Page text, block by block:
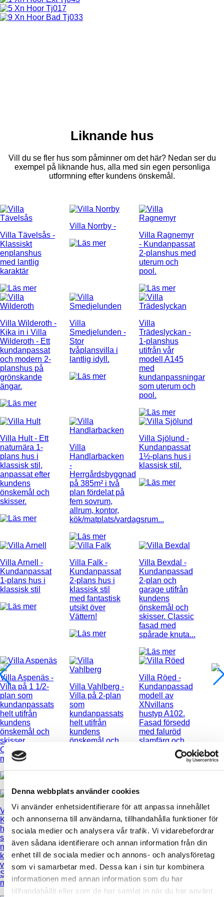
Denna webbplats använder cookies
Vi använder enhetsidentifierare för att anpassa innehållet
och annonserna till användarna, tillhandahålla funktioner för
sociala medier och analysera vår trafik. Vi vidarebefordrar
även sådana identifierare och annan information från din
enhet till de sociala medier och annons- och analysföretag
som vi samarbetar med. Dessa kan i sin tur kombinera
informationen med annan information som du har
tillhandahållit eller som de har samlat in när du har använt
Liknande hus
Vill du se fler hus som påminner om det här? Nedan ser du
exempel på liknande hus, alla med sin egen personliga
utformning efter kundens önskemål.
Villa Tävelsås -
Klassiskt
enplanshus
med lantlig
karaktär
Villa Norrby-
Villa Ragnemyr
- Kundanpassat
2-planshus med
uterum och
pool.
Villa Wilderoth -
Kika in i Villa
Wilderoth - Ett
kundanpassat
och modern 2-
planshus på
grönskande
ängar.
Villa
Smedjelunden -
Stor
tvåplansvilla i
lantlig idyll.
Villa
Trädeslyckan -
1-planshus
utifrån vår
modell A145
med
kundanpassningar
som uterum och
pool.
Villa Hult- Ett
naturnära 1-
plans hus i
klassisk stil,
anpassat efter
kundens
önskemål och
skisser.
Villa
Handlarbacken
-
Herrgårdsbyggnad
på 385m² i två
plan fördelat på
fem sovrum,
allrum, kontor,
kök/matplats/vardagsrum...
Villa Sjölund -
Kundanpassat
1½-plans hus i
klassisk stil.
Villa Arnell
-
Kundanpassat
1-plans hus i
klassisk stil
Villa Falk-
Kundanpassat
2-plans hus i
klassisk stil
med fantastisk
utsikt över
Vättern!
Villa Bexdal -
Kundanpassad
2-plan och
garage utifrån
kundens
önskemål och
skisser. Classic
fasad med
spårade knuta...
Villa Aspenäs -
Villa på 1 1/2-
plan som
kundanpassats
helt utifrån
kundens
önskemål och
skisser.
Classic-fasad
med s...
Villa Vahlberg -
Villa på 2-plan
som
kundanpassats
helt utifrån
kundens
önskemål och
järnv...
Villa Röed -
Kundanpassad
modell av
XNvillans
hustyp A102.
Fasad försedd
med faluröd
slamfärg och
invändigt ger r...
Villa Vigert-
Kundanpassat
hus i Classic
stil och med 6,5
meter takhöjd i
kök &
vardagsrum.
Stor härlig
matplats i...
Villa Ävja-
Nyproducerat
skärgårdshus,
på ett och ett
halvt plan och
med
suterrängvåning,
i naturskön
omgivning.
Villa Windros-
Denna villa har
en total
invändig yta på
344
kvadratmeter
och huserar
hela 12 rum och
kök.